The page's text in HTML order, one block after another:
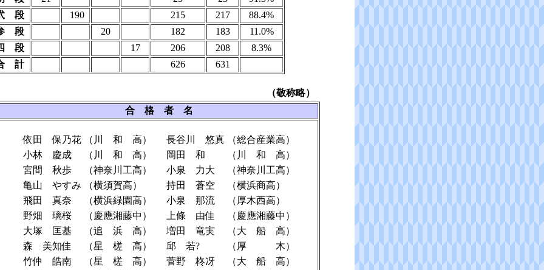
段
190 215 217
88.4%
段
20 182 183
11.0%
段
17 206 208
8.3%
計
626 631
（敬称略）
合 格 者 名
依田 保乃花 （川 和 高） 長谷川 悠真
（総合産業高）
小林 慶成
（川 和 高） 岡田 和
（川 和 高）
宮間 秋歩
（神奈川工高） 小泉 力大
（神奈川工高）
亀山 やすみ
（横須賀高） 持田 蒼空
（横浜商高）
飛田 真奈
（横浜緑園高） 小泉 那流
（厚木西高）
野畑 璃桜
（慶應湘藤中） 上條 由佳
（慶應湘藤中）
大塚 匡基
（追 浜 高） 増田 竜実
（大 船 高）
森 美知佳
（星 槎 高） 邱 若?
（厚 木）
竹仲 皓南
（星 槎 高） 菅野 柊冴
（大 船 高）